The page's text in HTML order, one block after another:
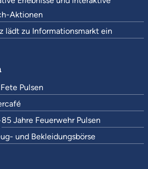
Aktionen
lädt zu Informationsmarkt ein
Pulsen
85 Jahre Feuerwehr Pulsen
und Bekleidungsbörse